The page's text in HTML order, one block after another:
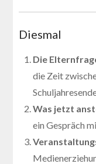
Diesmal
Die
die Zeit
Was jetzt
ein Gespräch